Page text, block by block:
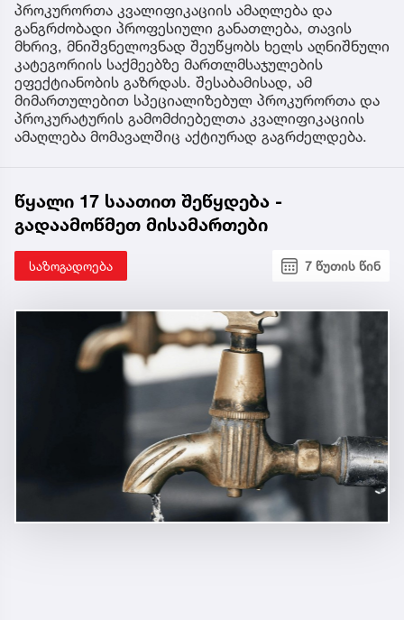
პროკურორთა კვალიფიკაციის ამაღლება და
განგრძობადი პროფესიული განათლება, თავის
მხრივ, მნიშვნელოვნად შეუწყობს ხელს აღნიშნული
კატეგორიის საქმეებზე მართლმსაჯულების
ეფექტიანობის გაზრდას. შესაბამისად, ამ
მიმართულებით სპეციალიზებულ პროკურორთა და
პროკურატურის გამომძიებელთა კვალიფიკაციის
ამაღლება მომავალშიც აქტიურად გაგრძელდება.
წყალი 17 საათით შეწყდება -
გადაამოწმეთ მისამართები
საზოგადოება 7 წუთის წინ